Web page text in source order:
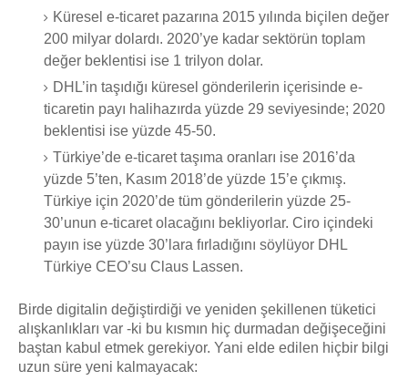
Küresel e-ticaret pazarına 2015 yılında biçilen değer
200 milyar dolardı. 2020’ye kadar sektörün toplam
değer beklentisi ise 1 trilyon dolar.
DHL’in taşıdığı küresel gönderilerin içerisinde e-
ticaretin payı halihazırda yüzde 29 seviyesinde; 2020
beklentisi ise yüzde 45-50.
Türkiye’de e-ticaret taşıma oranları ise 2016’da
yüzde 5’ten, Kasım 2018’de yüzde 15’e çıkmış.
Türkiye için 2020’de tüm gönderilerin yüzde 25-
30’unun e-ticaret olacağını bekliyorlar. Ciro içindeki
payın ise yüzde 30’lara fırladığını söylüyor DHL
Türkiye CEO’su Claus Lassen.
Birde digitalin değiştirdiği ve yeniden şekillenen tüketici
alışkanlıkları var -ki bu kısmın hiç durmadan değişeceğini
baştan kabul etmek gerekiyor. Yani elde edilen hiçbir bilgi
uzun süre yeni kalmayacak: